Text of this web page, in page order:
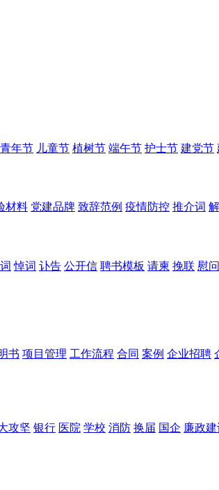
青年节 儿童节 植树节 端午节 护士节 建党节
材料 党建品牌 致辞范例 疫情防控 推介词
悼词 讣告 公开信 聘书模板 请柬 挽联 慰
书 项目管理 工作流程 合同 案例 企业招聘
攻坚 银行 医院 学校 消防 换届 国企 廉政